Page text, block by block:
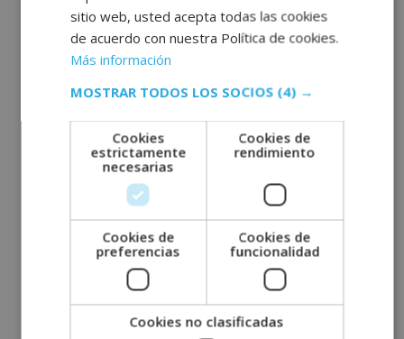
junio 2026
abril 2026
marzo 2026
febrero 2026
diciembre 2025
sitio web, usted acepta todas las cookies
de acuerdo con nuestra Política de cookies.
Más información
MOSTRAR TODOS LOS SOCIOS (4) →
Cookies
estrictamente
necesarias
Cookies de
rendimiento
Cookies de
preferencias
Cookies de
funcionalidad
Cookies no clasificadas